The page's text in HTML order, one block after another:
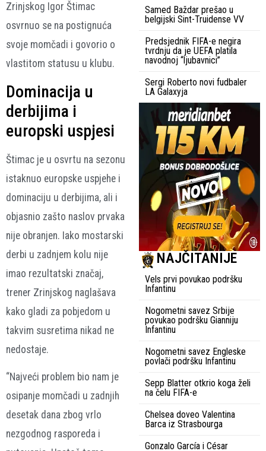
Zrinjskog Igor Štimac
osvrnuo se na postignuća
svoje momčadi i govorio o
vlastitom statusu u klubu.
Dominacija u
derbijima i
europski uspjesi
Štimac je u osvrtu na sezonu
istaknuo europske uspjehe i
dominaciju u derbijima, ali i
objasnio zašto naslov prvaka
nije obranjen. Iako mostarski
derbi u zadnjem kolu nije
imao rezultatski značaj,
trener Zrinjskog naglašava
kako gladi za pobjedom u
takvim susretima nikad ne
nedostaje.
“Najveći problem bio nam je
osipanje momčadi u zadnjih
desetak dana zbog vrlo
nezgodnog rasporeda i
Samed Baždar prešao u
belgijski Sint-Truidense VV
Predsjednik FIFA-e negira
tvrdnju da je UEFA platila
navodnoj “ljubavnici”
Sergi Roberto novi fudbaler
LA Galaxyja
NAJČITANIJE
Vels prvi povukao podršku
Infantinu
Nogometni savez Srbije
povukao podršku Gianniju
Infantinu
Nogometni savez Engleske
povlači podršku Infantinu
Sepp Blatter otkrio koga želi
na čelu FIFA-e
Chelsea doveo Valentina
Barca iz Strasbourga
Gonzalo García i César